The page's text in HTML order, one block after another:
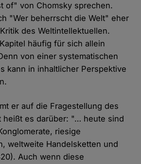
of" von Chomsky sprechen.
"Wer beherrscht die Welt" eher
des Weltintellektuellen.
häufig für sich allein
von einer systematischen
kann in inhaltlicher Perspektive
er auf die Fragestellung des
heißt es darüber: "… heute sind
riesige
weltweite Handelsketten und
Auch wenn diese